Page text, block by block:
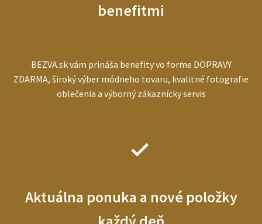
benefitmi
BEZVA.sk vám prináša benefity vo forme DOPRAVY
ZDARMA, široký výber módneho tovaru, kvalitné fotografie
oblečenia a výborný zákaznícky servis
Aktuálna ponuka a nové položky